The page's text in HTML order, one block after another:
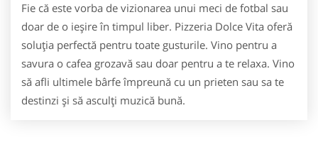
Fie că este vorba de vizionarea unui meci de fotbal sau
doar de o ieșire în timpul liber. Pizzeria Dolce Vita oferă
soluția perfectă pentru toate gusturile. Vino pentru a
savura o cafea grozavă sau doar pentru a te relaxa. Vino
să afli ultimele bârfe împreună cu un prieten sau sa te
destinzi și să asculți muzică bună.